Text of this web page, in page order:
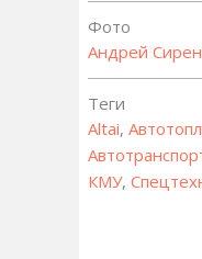
Фото
Андрей
Теги
Altai,
КМУ,